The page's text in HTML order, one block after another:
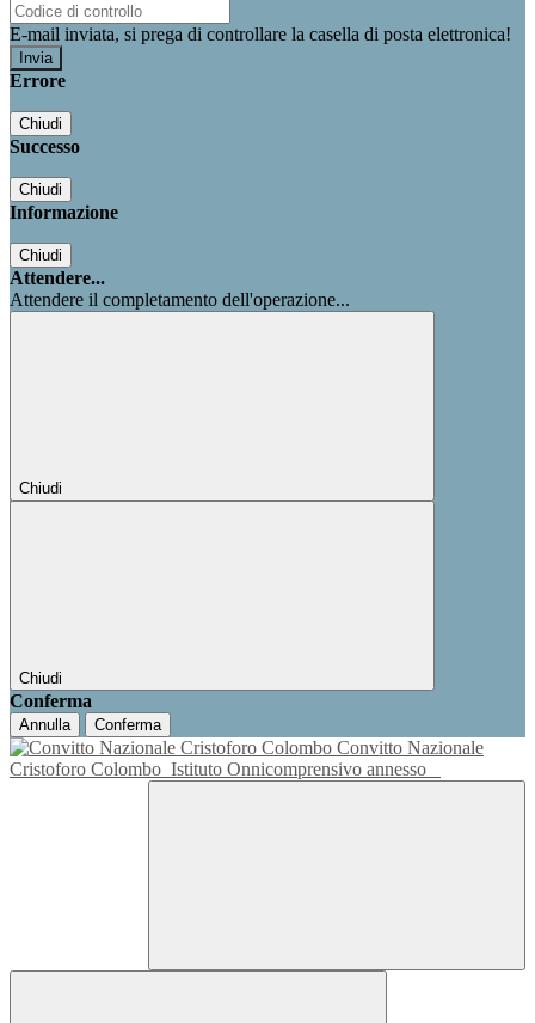
E-mail inviata, si prega di controllare la casella di posta elettronica!
Errore
Chiudi
Successo
Chiudi
Informazione
Chiudi
Attendere...
Attendere il completamento dell'operazione...
Chiudi
Chiudi
Conferma
Annulla Conferma
Convitto Nazionale
Cristoforo Colombo Istituto Onnicomprensivo annesso